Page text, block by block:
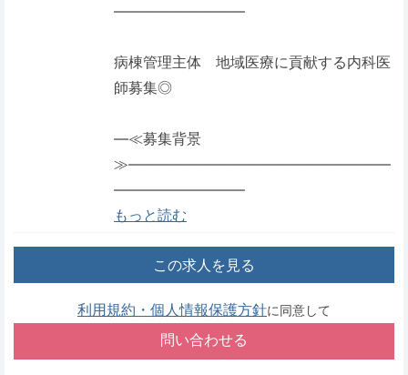
―――――――――
病棟管理主体 地域医療に貢献する内科医
師募集◎
―≪募集背景
≫――――――――――――――――――
―――――――――
もっと読む
この求人を見る
利用規約・個人情報保護方針に同意して